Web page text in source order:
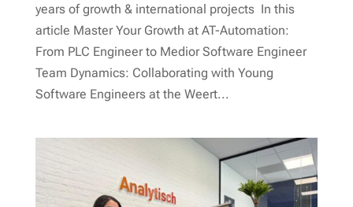
years of growth & international projects In this
article Master Your Growth at AT-Automation:
From PLC Engineer to Medior Software Engineer
Team Dynamics: Collaborating with Young
Software Engineers at the Weert...